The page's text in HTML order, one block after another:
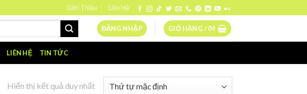
Giới Thiệu Liên Hệ
ĐĂNG NHẬP GIỎ HÀNG /0₫
LIÊN HỆ TIN TỨC
Hiển thị kết quả duy nhất